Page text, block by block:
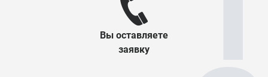
Вы оставляете
заявку